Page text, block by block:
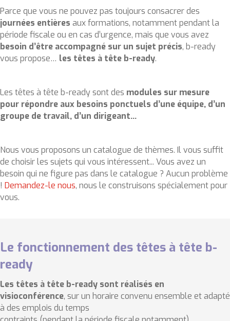
Parce que vous ne pouvez pas toujours consacrer des
journées entières aux formations, notamment pendant la
période fiscale ou en cas d’urgence, mais que vous avez
besoin d’être accompagné sur un sujet précis, b-ready
vous propose… les têtes à tête b-ready.
Les têtes à tête b-ready sont des modules sur mesure
pour répondre aux besoins ponctuels d’une équipe, d’un
groupe de travail, d’un dirigeant...
Nous vous proposons un catalogue de thèmes. Il vous suffit
de choisir les sujets qui vous intéressent... Vous avez un
besoin qui ne figure pas dans le catalogue ? Aucun problème
! Demandez-le nous, nous le construisons spécialement pour
vous.
Le fonctionnement des têtes à tête b-
ready
Les têtes à tête b-ready sont réalisés en
visioconférence, sur un horaire convenu ensemble et adapté
à des emplois du temps